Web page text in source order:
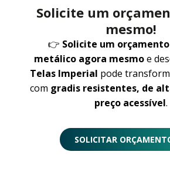
Solicite um
mesmo!
👉 Solicite um
metálico agora mesmoe
Telas Imperial pode
com gradis resistentes, de
preço acessível.
SOLICITAR